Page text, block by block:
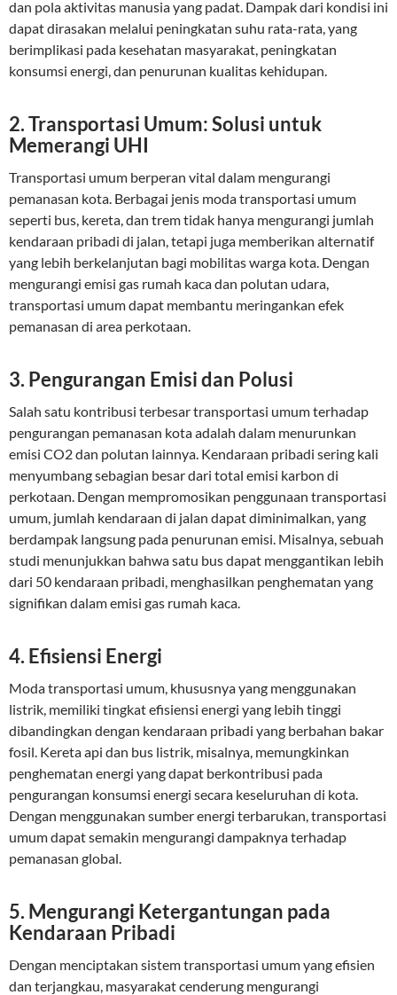
dan pola aktivitas manusia yang padat. Dampak dari kondisi ini
dapat dirasakan melalui peningkatan suhu rata-rata, yang
berimplikasi pada kesehatan masyarakat, peningkatan
konsumsi energi, dan penurunan kualitas kehidupan.
2. Transportasi Umum: Solusi untuk
Memerangi UHI
Transportasi umum berperan vital dalam mengurangi
pemanasan kota. Berbagai jenis moda transportasi umum
seperti bus, kereta, dan trem tidak hanya mengurangi jumlah
kendaraan pribadi di jalan, tetapi juga memberikan alternatif
yang lebih berkelanjutan bagi mobilitas warga kota. Dengan
mengurangi emisi gas rumah kaca dan polutan udara,
transportasi umum dapat membantu meringankan efek
pemanasan di area perkotaan.
3. Pengurangan Emisi dan Polusi
Salah satu kontribusi terbesar transportasi umum terhadap
pengurangan pemanasan kota adalah dalam menurunkan
emisi CO2 dan polutan lainnya. Kendaraan pribadi sering kali
menyumbang sebagian besar dari total emisi karbon di
perkotaan. Dengan mempromosikan penggunaan transportasi
umum, jumlah kendaraan di jalan dapat diminimalkan, yang
berdampak langsung pada penurunan emisi. Misalnya, sebuah
studi menunjukkan bahwa satu bus dapat menggantikan lebih
dari 50 kendaraan pribadi, menghasilkan penghematan yang
signifikan dalam emisi gas rumah kaca.
4. Efisiensi Energi
Moda transportasi umum, khususnya yang menggunakan
listrik, memiliki tingkat efisiensi energi yang lebih tinggi
dibandingkan dengan kendaraan pribadi yang berbahan bakar
fosil. Kereta api dan bus listrik, misalnya, memungkinkan
penghematan energi yang dapat berkontribusi pada
pengurangan konsumsi energi secara keseluruhan di kota.
Dengan menggunakan sumber energi terbarukan, transportasi
umum dapat semakin mengurangi dampaknya terhadap
pemanasan global.
5. Mengurangi Ketergantungan pada
Kendaraan Pribadi
Dengan menciptakan sistem transportasi umum yang efisien
dan terjangkau, masyarakat cenderung mengurangi